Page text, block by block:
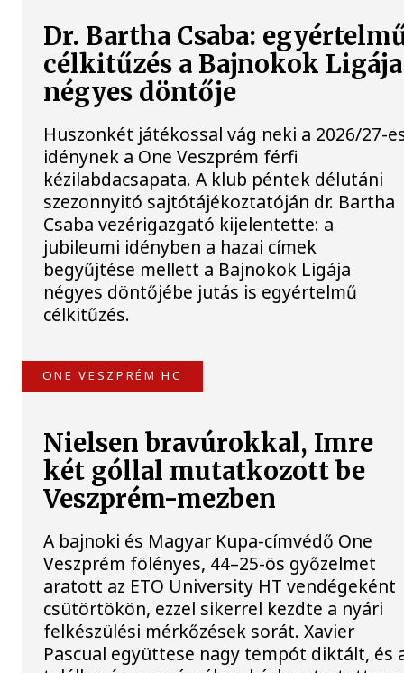
Dr. Bartha Csaba:
célkitűzés a Bajnokok Ligája
négyes döntője
Huszonkét játékossal vág neki a 2026/27-
idénynek a One Veszprém férfi
kézilabdacsapata. A klub péntek délutáni
szezonnyitó sajtótájékoztatóján dr. Bartha
Csaba vezérigazgató kijelentette: a
jubileumi idényben a hazai címek
begyűjtése mellett a Bajnokok Ligája
négyes döntőjébe jutás is egyértelmű
célkitűzés.
ONE VESZPRÉM HC
Nielsen bravúrokkal, Imre
két góllal mutatkozott be
Veszprém-mezben
A bajnoki és Magyar Kupa-címvédő One
Veszprém fölényes, 44–25-ös győzelmet
aratott az ETO University HT vendégeként
csütörtökön, ezzel sikerrel kezdte a nyári
felkészülési mérkőzések sorát. Xavier
Pascual együttese nagy tempót diktált, és